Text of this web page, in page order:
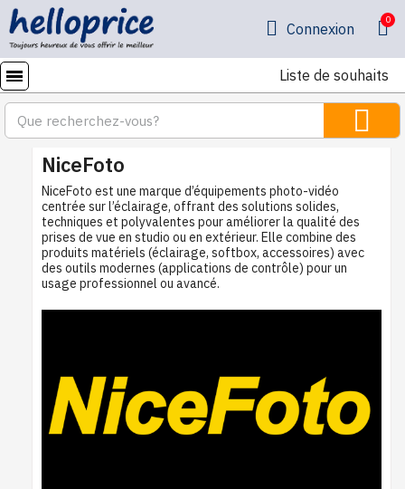
Connexion
Liste de souhaits
NiceFoto
NiceFoto est une marque d’équipements photo-vidéo
centrée sur l’éclairage, offrant des solutions solides,
techniques et polyvalentes pour améliorer la qualité des
prises de vue en studio ou en extérieur. Elle combine des
produits matériels (éclairage, softbox, accessoires) avec
des outils modernes (applications de contrôle) pour un
usage professionnel ou avancé.